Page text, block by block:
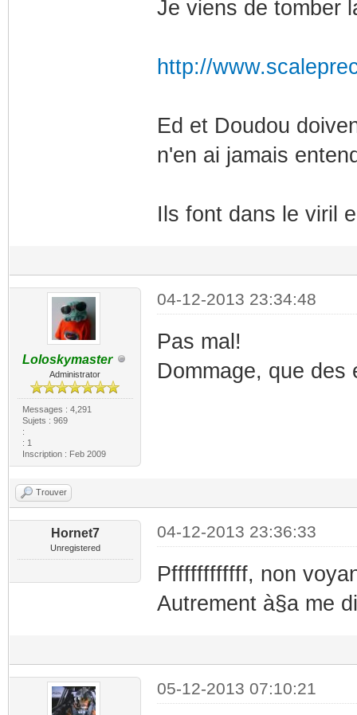
Je viens de tomber
http://
Ed et Doudou
n'en ai jamais
Ils font dans le viril
Loloskymaster
Administrator
Messages : 4,291
Sujets : 969
:
: 1
Inscription : Feb 2009
04-12-2013 23:34:48
Pas mal!
Dommage, que des
Trouver
Hornet7
Unregistered
04-12-2013 23:36:33
Pffffffffffff, non
Autrement à§a me
05-12-2013 07:10:21